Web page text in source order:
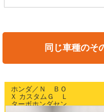
同じ車種のそ
ホンダ／Ｎ ＢＯ
Ｘ カスタムＧ Ｌ
ターボホンダセン